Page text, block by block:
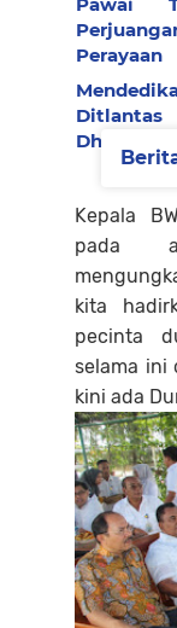
Perayaan
Ditlantas
Dharma
Kepala
pada
kita
pecinta
selama ini
kini ada